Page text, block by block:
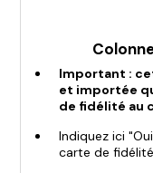
Important :
et importée
de fidélité au
Indiquez ici
carte de